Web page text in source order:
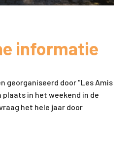
informatie
georganiseerd door "Les Amis
plaats in het weekend in de
het hele jaar door